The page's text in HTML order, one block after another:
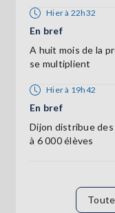
Hier à 22h32
En bref
A huit mois de la
se multiplient
Hier à 19h42
En bref
Dijon distribue
à 6 000 élèves